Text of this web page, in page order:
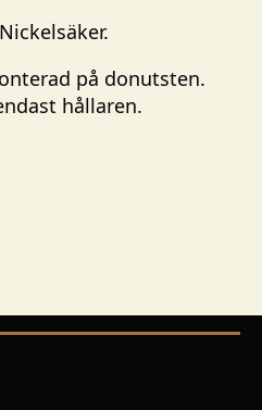
på donutsten.
hållaren.